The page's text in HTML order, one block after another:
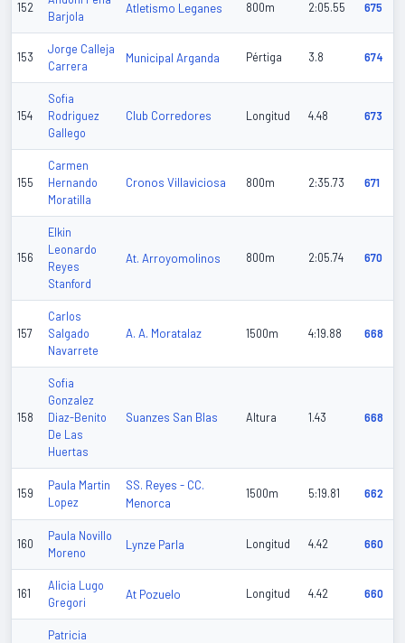
152
Barjola
Atletismo Leganes 800m 2:05.55 675
153
Jorge Calleja
Carrera
Municipal Arganda Pértiga 3.8 674
154
Sofia
Rodriguez
Gallego
Club Corredores Longitud 4.48 673
155
Carmen
Hernando
Moratilla
Cronos Villaviciosa 800m 2:35.73 671
156
Elkin
Leonardo
Reyes
Stanford
At. Arroyomolinos 800m 2:05.74 670
157
Carlos
Salgado
Navarrete
A. A. Moratalaz 1500m 4:19.88 668
158
Sofia
Gonzalez
Diaz-Benito
De Las
Huertas
Suanzes San Blas Altura 1.43 668
159
Paula Martin
Lopez
SS. Reyes - CC.
Menorca
1500m 5:19.81 662
160
Paula Novillo
Moreno
Lynze Parla Longitud 4.42 660
161
Alicia Lugo
Gregori
At Pozuelo Longitud 4.42 660
Patricia